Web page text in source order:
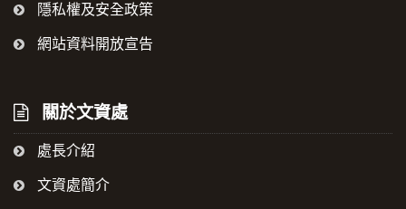
隱私權及安全政策
網站資料開放宣告
關於文資處
處長介紹
文資處簡介